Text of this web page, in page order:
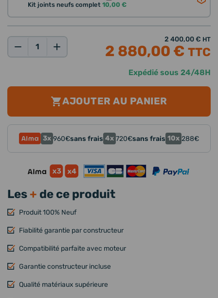
Les+ de ce produit
Produit 100% Neuf
Fiabilité garantie par constructeur
Compatibilité parfaite avec moteur
Garantie constructeur incluse
Qualité matériaux supérieure
Expédié sous 24/48H
Kit joints neufs complet10,00 €
2 400,00 € HT
2 880,00 € TTC
AJOUTER AU PANIER
3x 960€sans frais 4x 720€sans frais 10x 288€